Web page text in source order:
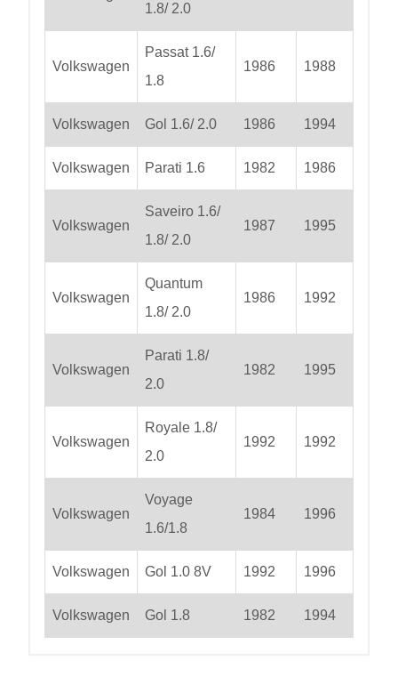
1.8/ 2.0
Volkswagen
Passat 1.6/
1.8
1986 1988
Volkswagen Gol 1.6/ 2.0 1986 1994
Volkswagen Parati 1.6 1982 1986
Volkswagen
Saveiro 1.6/
1.8/ 2.0
1987 1995
Volkswagen
Quantum
1.8/ 2.0
1986 1992
Volkswagen
Parati 1.8/
2.0
1982 1995
Volkswagen
Royale 1.8/
2.0
1992 1992
Volkswagen
Voyage
1.6/1.8
1984 1996
Volkswagen Gol 1.0 8V 1992 1996
Volkswagen Gol 1.8 1982 1994